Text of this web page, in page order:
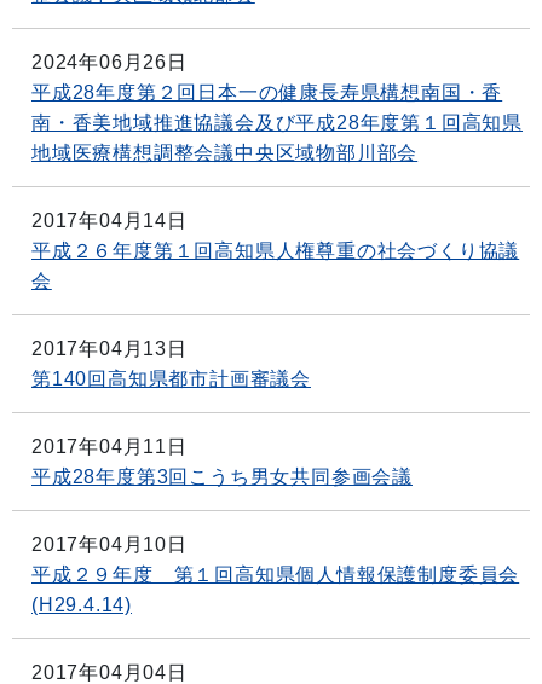
2024年06月26日
平成28年度第２回日本一の健康長寿県構想南国・香
南・香美地域推進協議会及び平成28年度第１回高知県
地域医療構想調整会議中央区域物部川部会
2017年04月14日
平成２６年度第１回高知県人権尊重の社会づくり協議
会
2017年04月13日
第140回高知県都市計画審議会
2017年04月11日
平成28年度第3回こうち男女共同参画会議
2017年04月10日
平成２９年度 第１回高知県個人情報保護制度委員会
(H29.4.14)
2017年04月04日